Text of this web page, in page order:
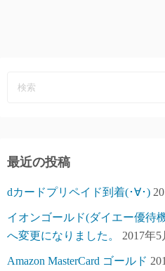
最近の投稿
dカードプリペイド到着(･∀･)
イオンゴールド(ダイエー優待
へ変更になりました。
2017年5
Amazon MasterCard ゴールド